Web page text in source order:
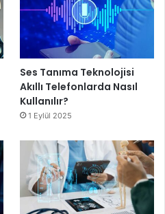
Ses Tanıma Teknolojisi
Akıllı Telefonlarda Nasıl
Kullanılır?
1 Eylül 2025